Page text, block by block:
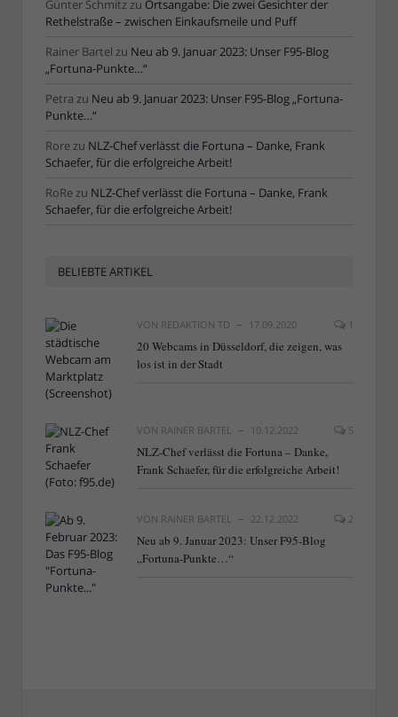
Günter Schmitzzu Ortsangabe: Die zwei Gesichter der
Rethelstraße – zwischen Einkaufsmeile und Puff
Rainer Bartel zu Neu ab 9. Januar 2023: Unser F95-Blog
„Fortuna-Punkte…“
Petra zu Neu ab 9. Januar 2023: Unser F95-Blog „Fortuna-
Punkte…“
Rorezu NLZ-Chef verlässt die Fortuna – Danke, Frank
Schaefer, für die erfolgreiche Arbeit!
RoRezu NLZ-Chef verlässt die Fortuna – Danke, Frank
Schaefer, für die erfolgreiche Arbeit!
BELIEBTE ARTIKEL
VON REDAKTION TD 17.09.2020 1
20 Webcams in Düsseldorf, die zeigen, was
los ist in der Stadt
VON RAINER BARTEL 10.12.2022 5
NLZ-Chef verlässt die Fortuna – Danke,
Frank Schaefer, für die erfolgreiche Arbeit!
VON RAINER BARTEL 22.12.2022 2
Neu ab 9. Januar 2023: Unser F95-Blog
„Fortuna-Punkte…“